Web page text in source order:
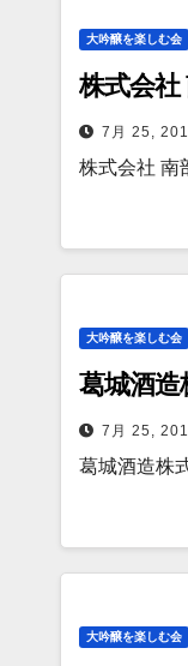
大吟醸を楽しむ会
株式会社
7月 25,
株式会社
大吟醸を楽しむ会
葛城酒
7月 25,
葛城酒造株
大吟醸を楽しむ会